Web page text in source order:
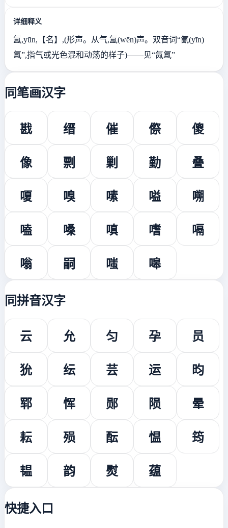
详细释义
氲,yūn,【名】,(形声。从气,氲(wēn)声。双音词“氤(yīn)
氲”,指气或光色混和动荡的样子)——见“氤氲”
同笔画汉字
戡 缙 催 傺 傻
像 剽 剿 勤 叠
嗄 嗅 嗉 嗌 嗍
嗑 嗓 嗔 嗜 嗝
嗡 嗣 嗤 嗥
同拼音汉字
云 允 匀 孕 员
狁 纭 芸 运 昀
郓 恽 郧 陨 晕
耘 殒 酝 愠 筠
韫 韵 熨 蕴
快捷入口